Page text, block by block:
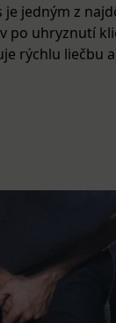
jedným z
po uhryznutí
rýchlu liečbu